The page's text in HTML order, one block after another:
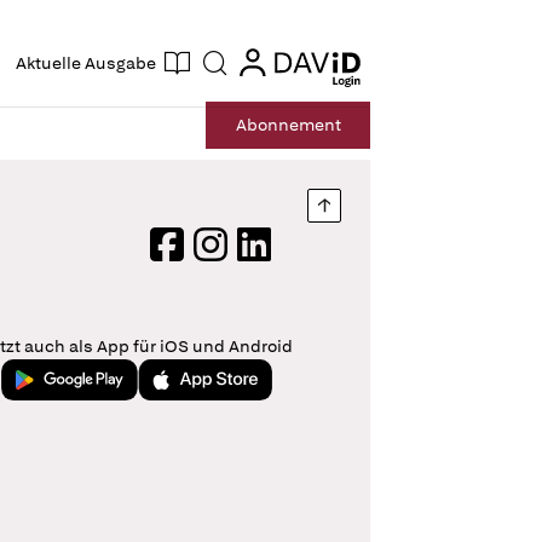
Aktuelle Ausgabe Suche login
login
Abonnement
Nach oben springen
FacebookInstagram
LinkedIn
auch als App für iOS und Android
Jetzt bei Google PlayLaden im App Store